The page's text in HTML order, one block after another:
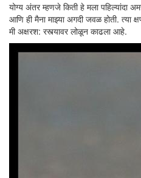
योग्य अंतर म्हणजे किती हे मला पहिल्यांदा
आणि ही मैना माझ्या अगदी जवळ होती. त्या
मी अक्षरश: रस्त्यावर लोळून काढला आहे.